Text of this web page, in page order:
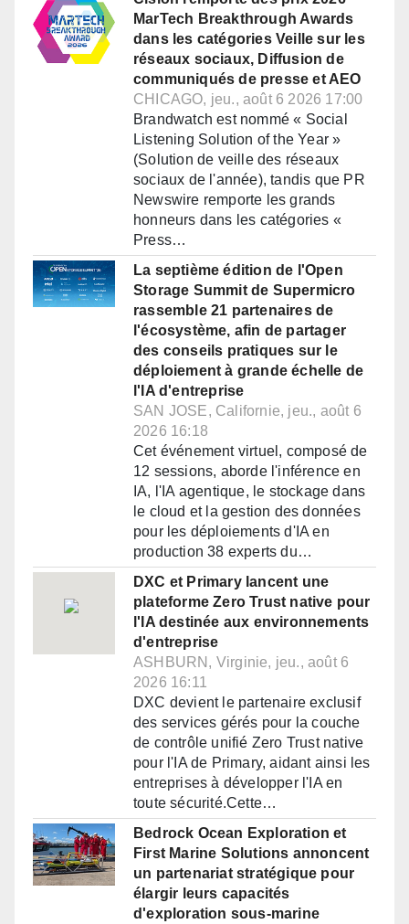
MarTech Breakthrough Awards
dans les catégories Veille sur les
réseaux sociaux, Diffusion de
communiqués de presse et AEO
CHICAGO, jeu., août 6 2026 17:00
Brandwatch est nommé « Social
Listening Solution of the Year »
(Solution de veille des réseaux
sociaux de l'année), tandis que PR
Newswire remporte les grands
honneurs dans les catégories «
Press…
La septième édition de l'Open
Storage Summit de Supermicro
rassemble 21 partenaires de
l'écosystème, afin de partager
des conseils pratiques sur le
déploiement à grande échelle de
l'IA d'entreprise
SAN JOSE, Californie, jeu., août 6
2026 16:18
Cet événement virtuel, composé de
12 sessions, aborde l'inférence en
IA, l'IA agentique, le stockage dans
le cloud et la gestion des données
pour les déploiements d'IA en
production 38 experts du…
DXC et Primary lancent une
plateforme Zero Trust native pour
l'IA destinée aux environnements
d'entreprise
ASHBURN, Virginie, jeu., août 6
2026 16:11
DXC devient le partenaire exclusif
des services gérés pour la couche
de contrôle unifié Zero Trust native
pour l'IA de Primary, aidant ainsi les
entreprises à développer l'IA en
toute sécurité.Cette…
Bedrock Ocean Exploration et
First Marine Solutions annoncent
un partenariat stratégique pour
élargir leurs capacités
d'exploration sous-marine